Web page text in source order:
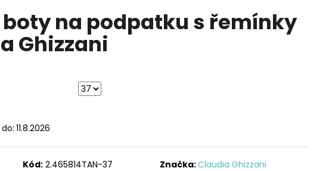
boty na podpatku s řemínky
Ghizzani
11.8.2026
Kód: 2.465814TAN-37 Značka:Claudia Ghizzani